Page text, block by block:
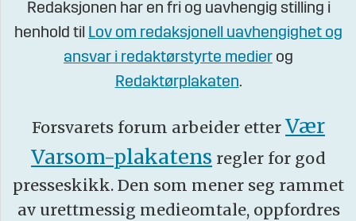
Redaksjonen har en fri og uavhengig stilling i
henhold til Lov om redaksjonell uavhengighet og
ansvar i redaktørstyrte medier og
Redaktørplakaten.
Forsvarets forum arbeider etter Vær
Varsom-plakatens regler for god
presseskikk. Den som mener seg rammet
av urettmessig medieomtale, oppfordres